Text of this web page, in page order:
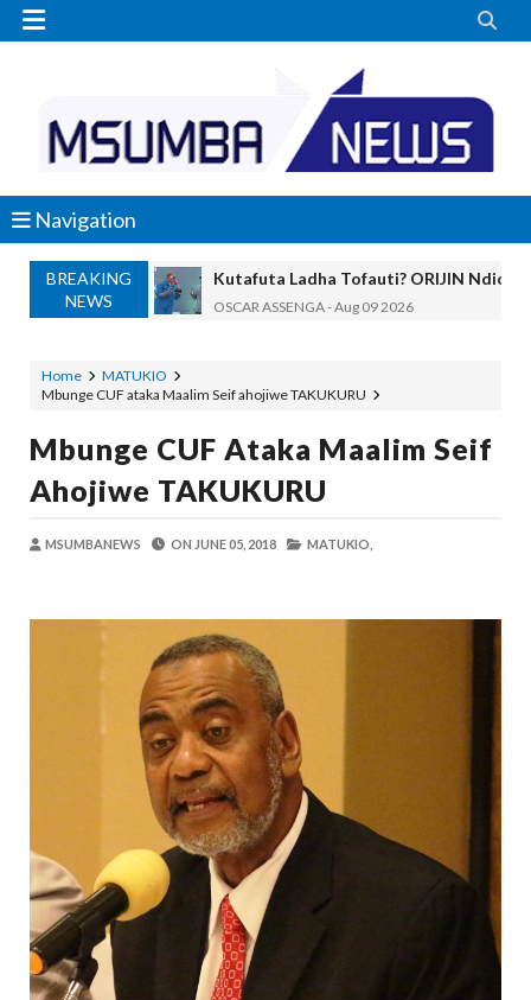
 
Navigation
BREAKING
NEWS
Kutafuta Ladha Tofauti? ORIJIN Ndio
OSCAR ASSENGA-Aug 09 2026
SERIKALI YATENGA BILIONI 38
Maneno Yangu Yalidharauka Kila
Zawadi-Aug 09 2026
Zawadi-Aug 09 2026
Nilihofia Moto Na Majanga Yaliyokuwa
Zawadi-Aug 09 2026
WAZIRI AKWILAPO AITAKA MIKOA NA
MSUMBA-Aug 09 2026
RAIS WA AFDB AHITIMISHA ZIARA
MSUMBA-Aug 09 2026
TBS YATOA ELIMU YA UZINGATIAJI
OSCAR ASSENGA Aug 09 2026
Home
MATUKIO
Mbunge CUF ataka Maalim Seif ahojiwe TAKUKURU
Mbunge CUF Ataka Maalim Seif
Ahojiwe TAKUKURU
MSUMBANEWS ON JUNE 05, 2018 MATUKIO,